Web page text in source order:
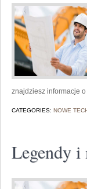
znajdziesz informacje o
CATEGORIES: NOWE
Legendy